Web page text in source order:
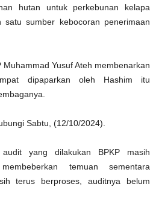
hutan untuk perkebunan kelapa
sumber kebocoran penerimaan
Yusuf Ateh membenarkan
dipaparkan oleh Hashim itu
Sabtu, (12/10/2024).
yang dilakukan BPKP masih
temuan sementara
terus berproses, auditnya belum